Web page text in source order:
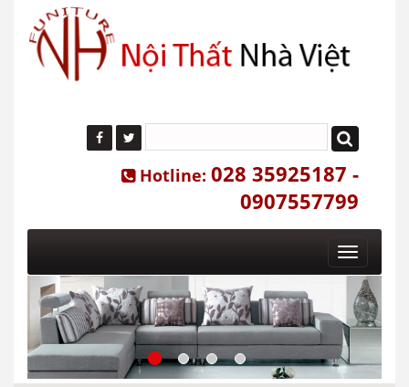
Hotline: 028 35925187 -
0907557799
Toggle